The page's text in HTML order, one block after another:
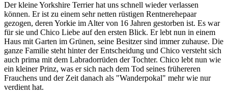
Der kleine Yorkshire Terrier hat uns schnell wieder verlassen
können. Er ist zu einem sehr netten rüstigen Rentnerehepaar
gezogen, deren Yorkie im Alter von 16 Jahren gestorben ist. Es war
für sie und Chico Liebe auf den ersten Blick. Er lebt nun in einem
Haus mit Garten im Grünen, seine Besitzer sind immer zuhause. Die
ganze Familie steht hinter der Entscheidung und Chico versteht sich
auch prima mit dem Labradorrüden der Tochter. Chico lebt nun wie
ein kleiner Prinz, was er sich nach dem Tod seines frühereren
Frauchens und der Zeit danach als "Wanderpokal" mehr wie nur
verdient hat.